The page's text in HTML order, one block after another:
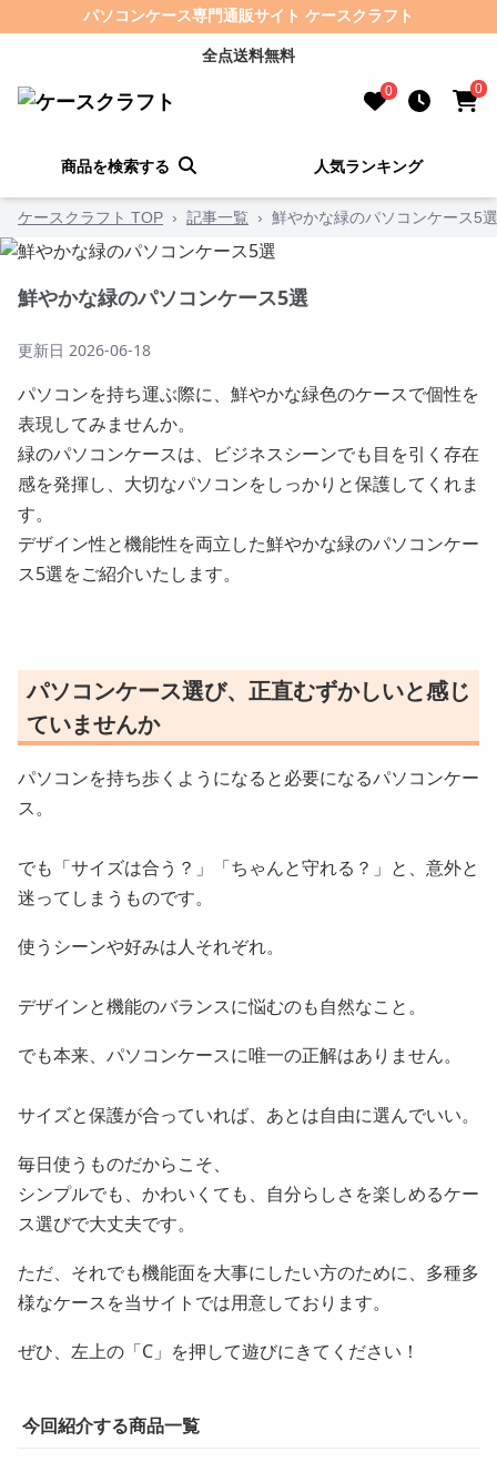
パソコンケース専門通販サイト ケースクラフト
全点送料無料
0 0
商品を検索する 人気ランキング
ケースクラフト TOP › 記事一覧 › 鮮やかな緑のパソコンケース5選
鮮やかな緑のパソコンケース5選
更新日 2026-06-18
パソコンを持ち運ぶ際に、鮮やかな緑色のケースで個性を
表現してみませんか。
緑のパソコンケースは、ビジネスシーンでも目を引く存在
感を発揮し、大切なパソコンをしっかりと保護してくれま
す。
デザイン性と機能性を両立した鮮やかな緑のパソコンケー
ス5選をご紹介いたします。
パソコンケース選び、正直むずかしいと感じ
ていませんか
パソコンを持ち歩くようになると必要になるパソコンケー
ス。
でも「サイズは合う？」「ちゃんと守れる？」と、意外と
迷ってしまうものです。
使うシーンや好みは人それぞれ。
デザインと機能のバランスに悩むのも自然なこと。
でも本来、パソコンケースに唯一の正解はありません。
サイズと保護が合っていれば、あとは自由に選んでいい。
毎日使うものだからこそ、
シンプルでも、かわいくても、自分らしさを楽しめるケー
ス選びで大丈夫です。
ただ、それでも機能面を大事にしたい方のために、多種多
様なケースを当サイトでは用意しております。
ぜひ、左上の「C」を押して遊びにきてください！
今回紹介する商品一覧